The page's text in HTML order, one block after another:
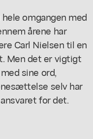
omgangen med
årene har
Carl Nielsen til en
Men det er vigtigt
sine ord,
selv har
for det.